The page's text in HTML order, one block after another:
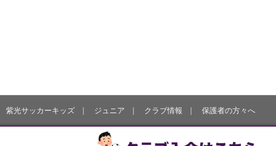
紫光サッカーキッズ ジュニア クラブ情報 保護者の方々へ